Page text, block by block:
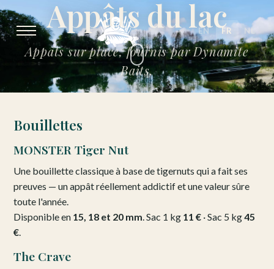
EN FR NL
Appâts du lac
Appâts sur place, fournis par Dynamite
Baits.
Bouillettes
MONSTER Tiger Nut
Une bouillette classique à base de tigernuts qui a fait ses
preuves — un appât réellement addictif et une valeur sûre
toute l'année.
Disponible en 15, 18 et 20 mm . Sac 1 kg 11 € · Sac 5 kg45
€
The Crave